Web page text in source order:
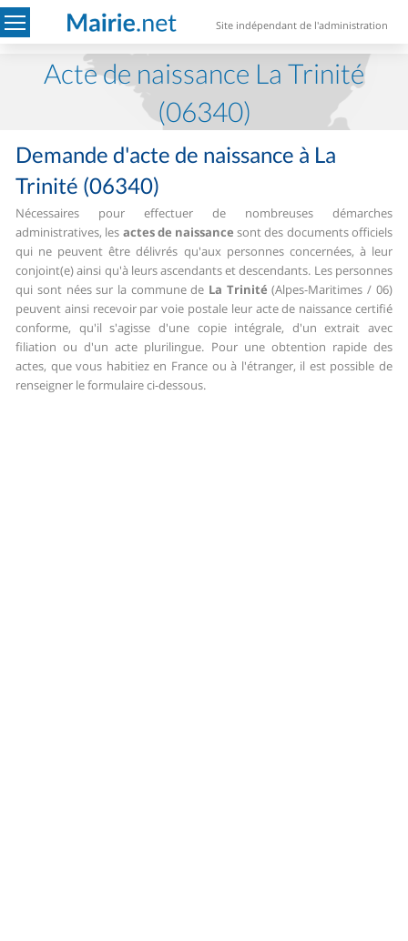
Site indépendant de l'administration
Acte de naissance La Trinité
(06340)
Demande d'acte de naissance à La
Trinité (06340)
Nécessaires pour effectuer de nombreuses démarches
administratives, les actes de naissance sont des documents officiels
qui ne peuvent être délivrés qu'aux personnes concernées, à leur
conjoint(e) ainsi qu'à leurs ascendants et descendants. Les personnes
qui sont nées sur la commune de La Trinité (Alpes-Maritimes / 06)
peuvent ainsi recevoir par voie postale leur acte de naissance certifié
conforme, qu'il s'agisse d'une copie intégrale, d'un extrait avec
filiation ou d'un acte plurilingue. Pour une obtention rapide des
actes, que vous habitiez en France ou à l'étranger, il est possible de
renseigner le formulaire ci-dessous.